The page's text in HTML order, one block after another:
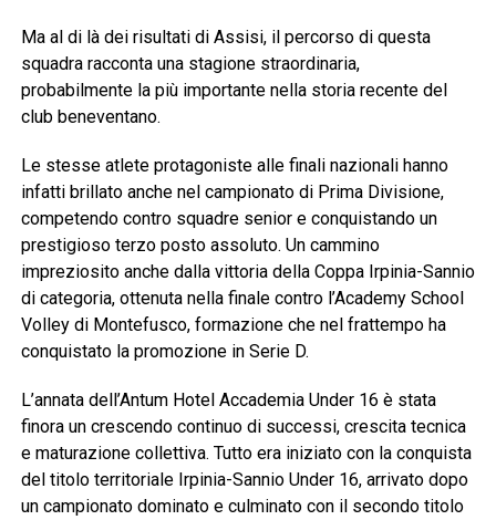
Ma al di là dei risultati di Assisi, il percorso di questa
squadra racconta una stagione straordinaria,
probabilmente la più importante nella storia recente del
club beneventano.
Le stesse atlete protagoniste alle finali nazionali hanno
infatti brillato anche nel campionato di Prima Divisione,
competendo contro squadre senior e conquistando un
prestigioso terzo posto assoluto. Un cammino
impreziosito anche dalla vittoria della Coppa Irpinia-Sannio
di categoria, ottenuta nella finale contro l’Academy School
Volley di Montefusco, formazione che nel frattempo ha
conquistato la promozione in Serie D.
L’annata dell’Antum Hotel Accademia Under 16 è stata
finora un crescendo continuo di successi, crescita tecnica
e maturazione collettiva. Tutto era iniziato con la conquista
del titolo territoriale Irpinia-Sannio Under 16, arrivato dopo
un campionato dominato e culminato con il secondo titolo